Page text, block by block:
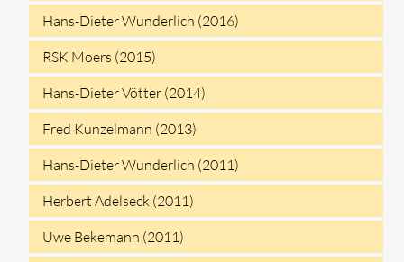
Hans-Dieter Wunderlich (2016)
RSK Moers (2015)
Hans-Dieter Vötter (2014)
Fred Kunzelmann (2013)
Hans-Dieter Wunderlich (2011)
Herbert Adelseck (2011)
Uwe Bekemann (2011)